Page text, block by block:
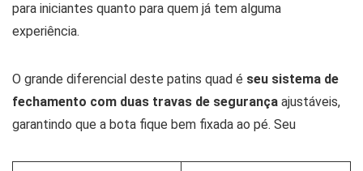
para iniciantes quanto para quem já tem alguma
experiência.
O grande diferencial deste patins quad é seu sistema de
fechamento com duas travas de segurança ajustáveis,
garantindo que a bota fique bem fixada ao pé. Seu